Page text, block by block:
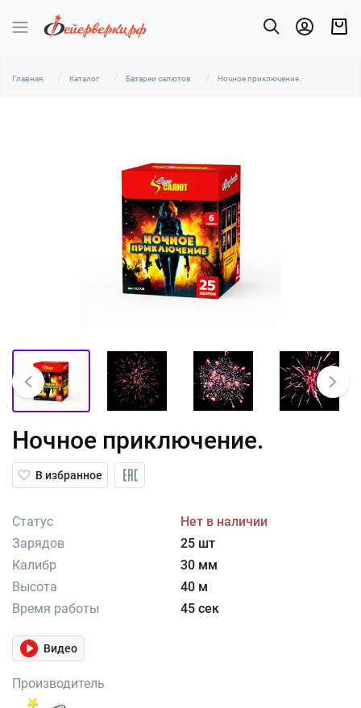
Главная Каталог Батареи салютов Ночное приключение.
Ночное приключение.
В избранное
Статус
Нет в наличии
Зарядов
25 шт
Калибр
30 мм
Высота
40 м
Время работы
45 сек
Видео
Производитель